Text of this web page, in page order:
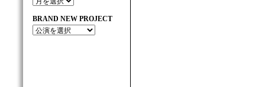
BRAND NEW PROJECT